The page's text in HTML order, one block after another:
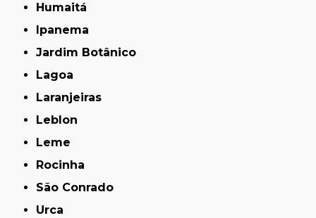
Humaitá
Ipanema
Jardim Botânico
Lagoa
Laranjeiras
Leblon
Leme
Rocinha
São Conrado
Urca